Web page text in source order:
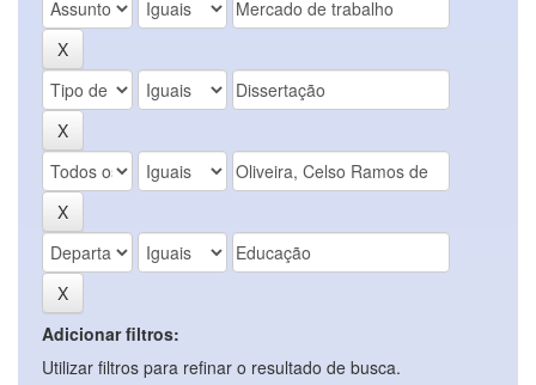
Adicionar filtros:
Utilizar filtros para refinar o resultado de busca.